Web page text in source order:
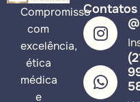
Compromisso
com
excelência,
ética
médica
e
Contatos